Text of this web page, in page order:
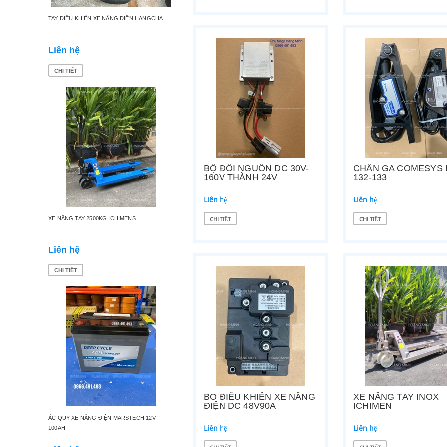
BỘ ĐỔI NGUỒN DC 30V-
160V THÀNH 24V
Liên hệ
CHI TIẾT
CHÂN GA COMESYS
132-133
Liên hệ
CHI TIẾT
BO ĐIỀU KHIỂN XE NÂNG
ĐIỆN DC 48V90A
Liên hệ
XE NÂNG TAY INOX
ICHIMEN
Liên hệ
TAY ĐIỀU KHIỂN XE NÂNG ĐIỆN HANGCHA
Liên hệ
CHI TIẾT
XE NÂNG TAY 2500KG ICHIMENS
Liên hệ
CHI TIẾT
ẮC QUY XE NÂNG ĐIỆN MARSTECH 12V-
100AH
ĐẢO CHIỀU ĐỘNG CƠ DC182-3
Liên hệ
CHI TIẾT
BỘ CÙM BÁNH XE ĐIỆN DẮT TAY
CHI TIẾT